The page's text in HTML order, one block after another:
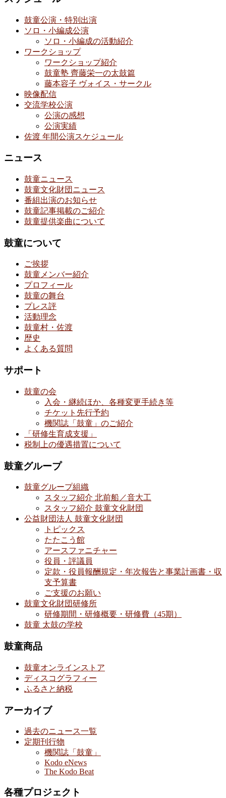
鼓童公演・特別出演
ソロ・小編成公演
ソロ・小編成の活動紹介
ワークショップ
ワークショップ紹介
鼓童塾 齊藤栄一の太鼓篇
藤本容子 ヴォイス・サークル
映像配信
交流学校公演
公演の感想
公演実績
佐渡 年間公演スケジュール
ニュース
鼓童ニュース
鼓童文化財団ニュース
番組出演のお知らせ
鼓童記事掲載のご紹介
鼓童提供楽曲について
鼓童について
ご挨拶
鼓童メンバー紹介
プロフィール
鼓童の舞台
プレス評
活動理念
鼓童村・佐渡
歴史
よくある質問
サポート
鼓童の会
入会・継続ほか、各種変更手続き等
チケット先行予約
機関誌「鼓童」のご紹介
「研修生育成支援」
税制上の優遇措置について
鼓童グループ
鼓童グループ組織
スタッフ紹介 北前船／音大工
スタッフ紹介 鼓童文化財団
公益財団法人 鼓童文化財団
トピックス
たたこう館
アースファニチャー
役員・評議員
定款・役員報酬規定・年次報告と事業計画書・収
支予算書
ご支援のお願い
鼓童文化財団研修所
研修期間・研修概要・研修費（45期）
鼓童 太鼓の学校
鼓童商品
鼓童オンラインストア
ディスコグラフィー
ふるさと納税
アーカイブ
過去のニュース一覧
定期刊行物
機関誌「鼓童」
Kodo eNews
The Kodo Beat
各種プロジェクト